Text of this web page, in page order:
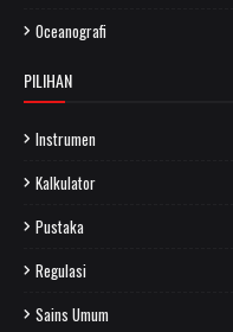
Oceanografi
PILIHAN
Instrumen
Kalkulator
Pustaka
Regulasi
Sains Umum